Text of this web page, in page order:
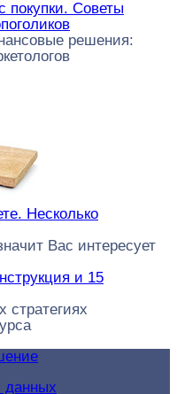
покупки. Советы
решения:
Несколько
Вас интересует
и 15
данных